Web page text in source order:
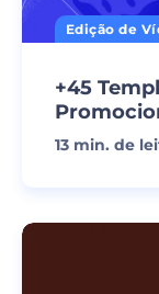
Edição de
+45
13 min. de